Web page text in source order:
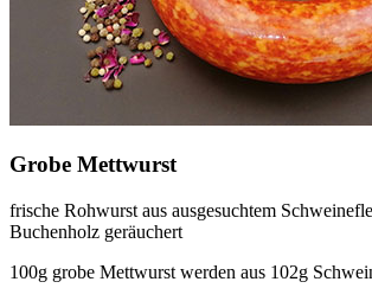
Grobe Mettwurst
frische Rohwurst aus ausgesuchtem
Buchenholz geräuchert
100g grobe Mettwurst werden aus 102g